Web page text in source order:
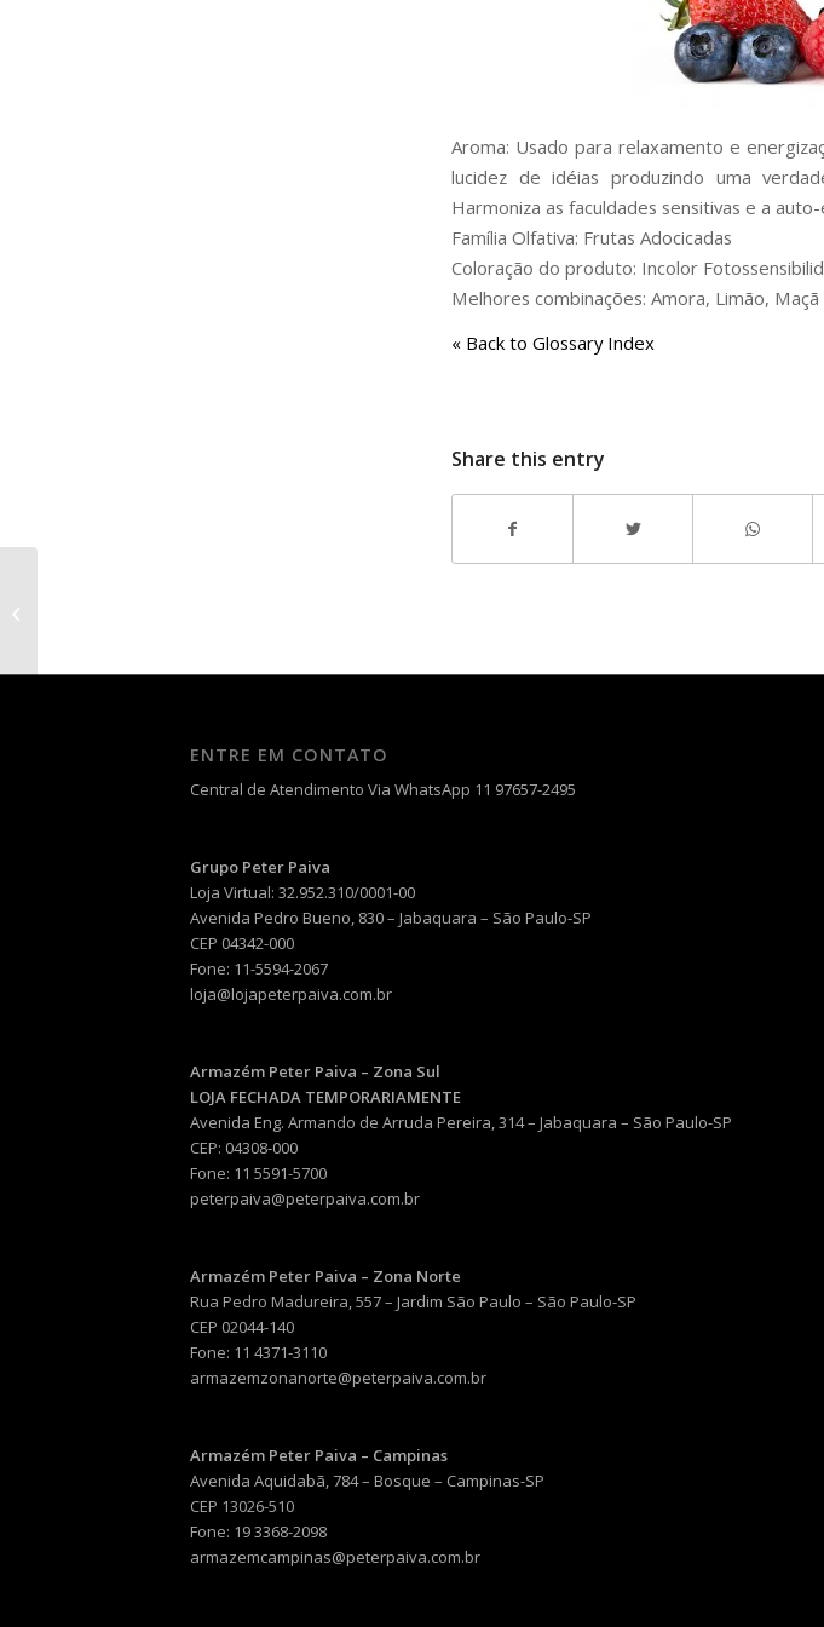
Aroma: Usado para relaxamento e
lucidez de idéias produzindo uma
Harmoniza as faculdades sensitivas e a
Família Olfativa: Frutas Adocicadas
Coloração do produto: Incolor
Melhores combinações: Amora, Limão,
« Back to Glossary Index
Share this entry
ENTRE EM CONTATO
Central de Atendimento Via WhatsApp 11 97657-2495
Grupo Peter Paiva
Loja Virtual: 32.952.310/0001-00
Avenida Pedro Bueno, 830 – Jabaquara – São Paulo-SP
CEP 04342-000
Fone: 11-5594-2067
loja@lojapeterpaiva.com.br
Armazém Peter Paiva – Zona Sul
LOJA FECHADA TEMPORARIAMENTE
Avenida Eng. Armando de Arruda Pereira, 314 – Jabaquara – São Paulo-SP
CEP: 04308-000
Fone: 11 5591-5700
peterpaiva@peterpaiva.com.br
Armazém Peter Paiva – Zona Norte
Rua Pedro Madureira, 557 – Jardim São Paulo – São Paulo-SP
CEP 02044-140
Fone: 11 4371-3110
armazemzonanorte@peterpaiva.com.br
Armazém Peter Paiva – Campinas
Avenida Aquidabã, 784 – Bosque – Campinas-SP
CEP 13026-510
Fone: 19 3368-2098
armazemcampinas@peterpaiva.com.br